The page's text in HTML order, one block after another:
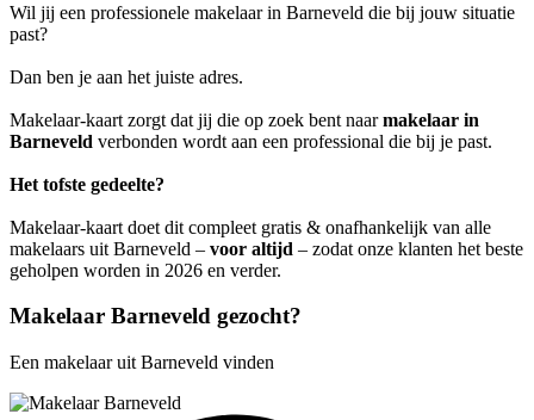
Wil jij een professionele makelaar in Barneveld die bij jouw situatie
past?
Dan ben je aan het juiste adres.
Makelaar-kaart zorgt dat jij die op zoek bent naarmakelaar in
Barneveld verbonden wordt aan een professional die bij je past.
Het tofste gedeelte?
Makelaar-kaart doet dit compleet gratis & onafhankelijk van alle
makelaars uit Barneveld – voor altijd – zodat onze klanten het beste
geholpen worden in 2026 en verder.
Makelaar Barneveld gezocht?
Een makelaar uit Barneveld vinden